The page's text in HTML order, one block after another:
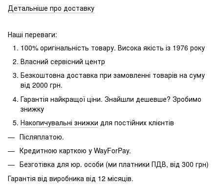
Детальніше про доставку
Наші переваги:
100% оригінальність товару. Висока якість із 1976 року
Власний сервісний центр
Безкоштовна доставка при замовленні товарів на суму
від 2000 грн.
Гарантія найкращої ціни. Знайшли дешевше? Зробимо
знижку
Накопичувальні знижки для постійних клієнтів
Післяплатою.
Кредитною карткою у WayForPay.
Безготівка для юр. особи (ми платники ПДВ, від 300 грн)
Гарантія від виробника від 12 місяців.